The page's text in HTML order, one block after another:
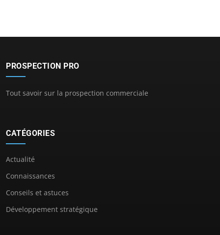
PROSPECTION PRO
Tout savoir sur la prospection commerciale
CATÉGORIES
Actualité
Connaissances
Conseils et astuces
Développement stratégique